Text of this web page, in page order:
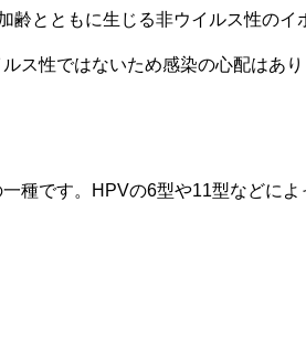
齢とともに生じる非ウイルス性の
ス性ではないため感染の心配はあ
種です。HPVの6型や11型などに